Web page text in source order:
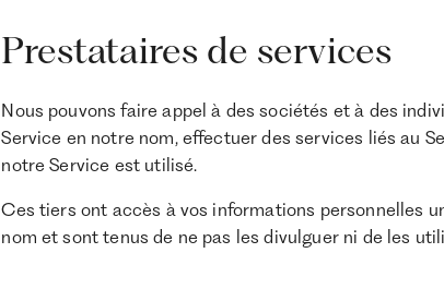
Prestataires de services
Nous pouvons faire appel à des sociétés et à des
Service en notre nom, effectuer des services liés au
notre Service est utilisé.
Ces tiers ont accès à vos informations personnelles
nom et sont tenus de ne pas les divulguer ni de les